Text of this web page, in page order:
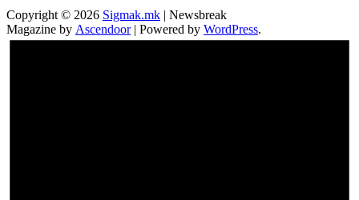
Copyright © 2026 Sigmak.mk | Newsbreak
Magazine by Ascendoor| Powered by WordPress.